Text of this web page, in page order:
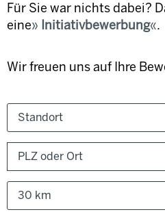
Für Sie war nichts dabei?
eine
Initiativbewerbung .
Wir freuen uns auf Ihre
Standort
30 km